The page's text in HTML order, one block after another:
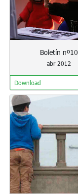
Boletín nº10
abr 2012
Download